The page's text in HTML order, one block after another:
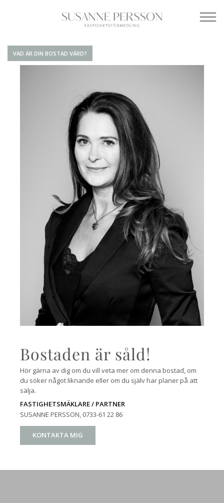
VAD ÄR DIN BOSTAD VÄRD?
Bostaden är såld!
Hör gärna av dig om du vill veta mer om denna bostad, om
du söker något liknande eller om du själv har planer på att
sälja.
FASTIGHETSMÄKLARE / PARTNER
SUSANNE PERSSON , 0733-61 22 86
KONTAKTA MIG